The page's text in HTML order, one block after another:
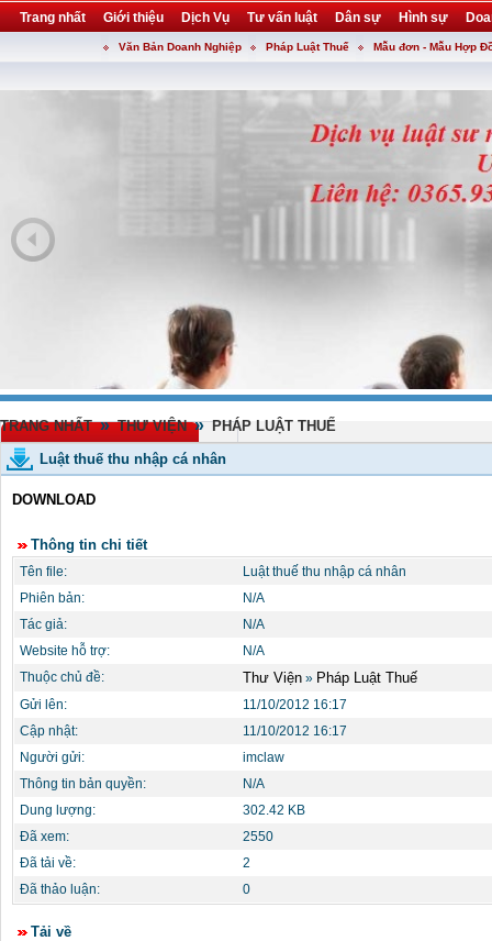
Trang nhất Giới thiệu Dịch Vụ Tư vấn luật Dân sự Hình sự
Liên hệ forum utility
Văn Bản Doanh Nghiệp Pháp Luật Thuế Mẫu đơn - Mẫu Hợp
TRANG NHẤT » THƯ VIỆN » PHÁP LUẬT THUẾ
Luật thuế thu nhập cá nhân
DOWNLOAD
Thông tin chi tiết
Tên file:
Luật thuế thu nhập cá nhân
Phiên bản:
N/A
Tác giả:
N/A
Website hỗ trợ:
N/A
Thuộc chủ đề:
Thư Viện » Pháp Luật Thuế
Gửi lên:
11/10/2012 16:17
Cập nhật:
11/10/2012 16:17
Người gửi:
imclaw
Thông tin bản quyền:
N/A
Dung lượng:
302.42 KB
Đã xem:
2550
Đã tải về:
2
Đã thảo luận:
0
Tải về